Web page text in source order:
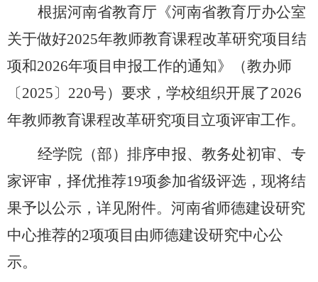
根据河南省教育厅《河南省教育厅办公室
关于做好2025年教师教育课程改革研究项目结
项和2026年项目申报工作的通知》（教办师
〔2025〕220号）要求 ，学校组织开展了2026
年教师教育课程改革研究项目立项评审工作。
经学院 （部） 排序申报、教务处初审、专
家评审，择优推荐19项参加省级评选，现将结
果予以公示，详见附件。河南省师德建设研究
中心推荐的2项项目由师德建设研究中心公
示。